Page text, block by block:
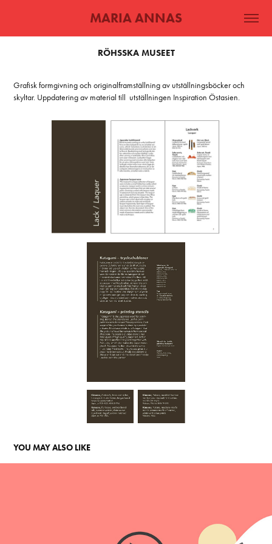
MARIA ANNAS
RÖHSSKA MUSEET
Grafisk formgivning och originalframställning av utställningsböcker och
skyltar. Uppdatering av material till utställningen Inspiration Östasien.
YOU MAY ALSO LIKE